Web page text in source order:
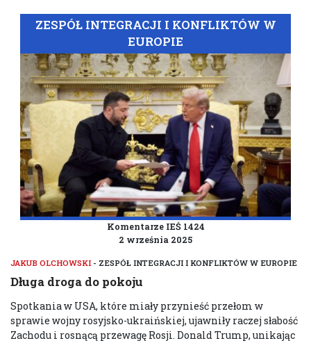
ZESPÓŁ INTEGRACJI I KONFLIKTÓW W
EUROPIE
Komentarze IEŚ 1424
2 września 2025
JAKUB OLCHOWSKI - ZESPÓŁ INTEGRACJI I KONFLIKTÓW W EUROPIE
Długa droga do pokoju
Spotkania w USA, które miały przynieść przełom w
sprawie wojny rosyjsko-ukraińskiej, ujawniły raczej słabość
Zachodu i rosnącą przewagę Rosji. Donald Trump, unikając